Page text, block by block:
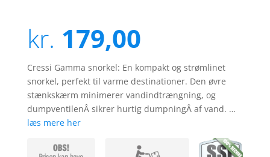
baseret
på
kundebedø
kr. 179,00
Cressi Gamma snorkel: En kompakt og strømlinet
snorkel, perfekt til varme destinationer. Den øvre
stænkskærm minimerer vandindtrængning, og
dumpventilenÂ sikrer hurtig dumpningÂ af vand. …
læs mere her